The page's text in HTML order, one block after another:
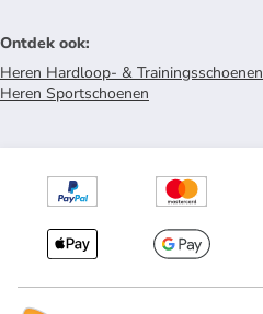
Ontdek ook:
Heren Hardloop- & Trainingsschoenen
Heren Sportschoenen